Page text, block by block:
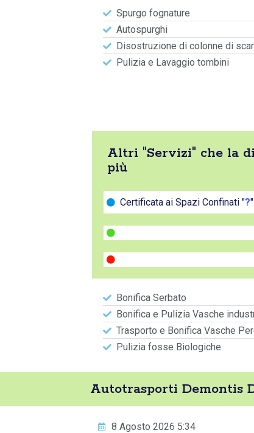
Spurgo fognature
Autospurghi
Disostruzione di colonne di
Pulizia e Lavaggio tombini
Altri "Servizi" che la
più
Certificata ai Spazi Confinati "?
Bonifica Serbato
Bonifica e Pulizia Vasche
Trasporto e Bonifica Vasche
Pulizia fosse Biologiche
Autotrasporti Demontis
8 Agosto 2026 5:34